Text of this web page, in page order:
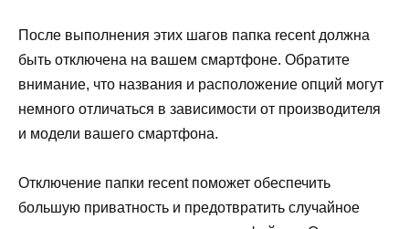
После выполнения этих шагов папка recent должна
быть отключена на вашем смартфоне. Обратите
внимание, что названия и расположение опций могут
немного отличаться в зависимости от производителя
и модели вашего смартфона.
Отключение папки recent поможет обеспечить
большую приватность и предотвратить случайное